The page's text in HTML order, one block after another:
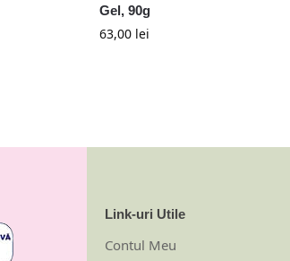
Gel, 90g
63,00 lei
Link-uri Utile
Contul Meu